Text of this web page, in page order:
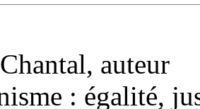
auteur
: égalité,